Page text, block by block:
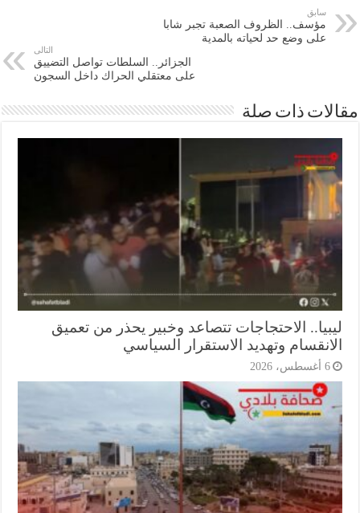
مؤسف.. الظروف الصعبة تجبر شابا
على وضع حد لحياته بالمدية
الجزائر.. السلطات تواصل التضييق
على معتقلي الحراك داخل السجون
ذات صلة
الاحتجاجات تتصاعد وخبير يحذر من تعميق
وتهديد الاستقرار السياسي